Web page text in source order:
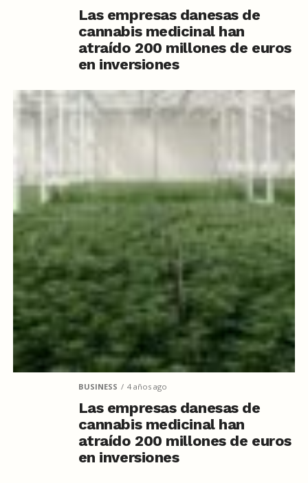
Las empresas danesas de
cannabis medicinal han
atraído 200 millones de euros
en inversiones
BUSINESS 4 años ago
Las empresas danesas de
cannabis medicinal han
atraído 200 millones de euros
en inversiones